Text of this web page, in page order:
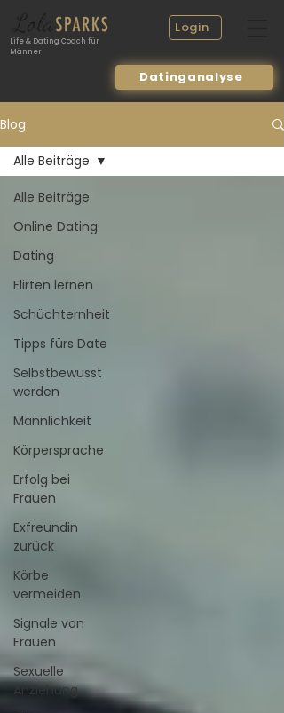
Datinganalyse
Life & Dating Coach für
Männer
Login
Blog
Alle Beiträge
Online Dating
Dating
Flirten lernen
Schüchternheit
Tipps fürs Date
Selbstbewusst
werden
Männlichkeit
Körpersprache
Erfolg bei
Frauen
Exfreundin
zurück
Körbe
vermeiden
Signale von
Frauen
Sexuelle
Anziehung
Alle Beiträge